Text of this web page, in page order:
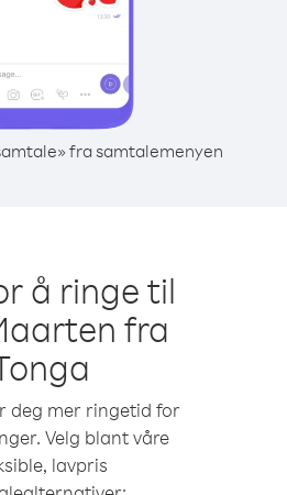
fra samtalemenyen
å ringe til
fra
deg mer ringetid for
Velg blant våre
lavpris